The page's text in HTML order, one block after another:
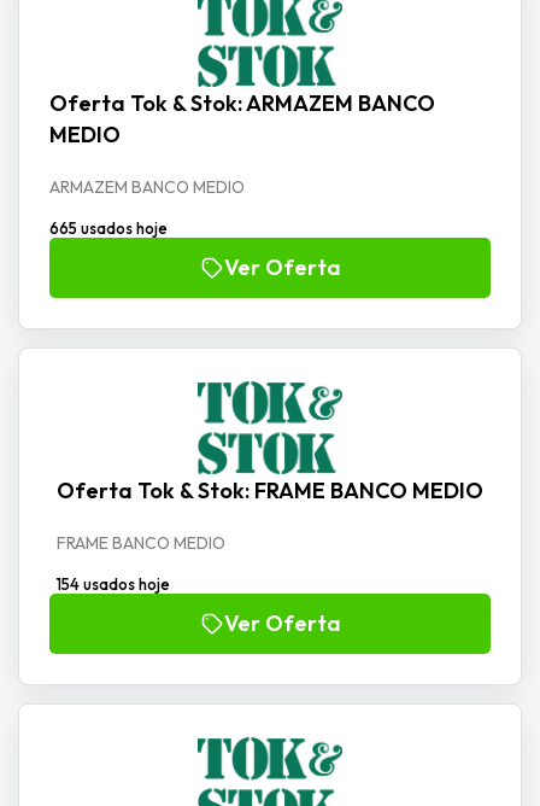
Oferta Tok & Stok: ARMAZEM BANCO
MEDIO
ARMAZEM BANCO MEDIO
665 usados hoje
Ver Oferta
Oferta Tok & Stok: FRAME BANCO MEDIO
FRAME BANCO MEDIO
154 usados hoje
Ver Oferta